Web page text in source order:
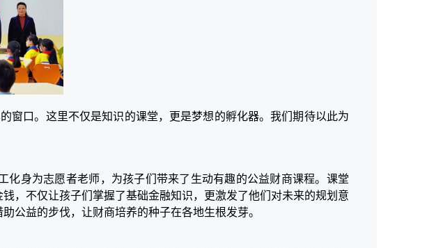
窗口。这里不仅是知识的课堂，更是梦想的孵化器。我们期待以此为
化身为志愿者老师，为孩子们带来了生动有趣的公益财商课程。课堂
，不仅让孩子们掌握了基础金融知识，更激发了他们对未来的规划意
公益的步伐，让财商培养的种子在各地生根发芽。